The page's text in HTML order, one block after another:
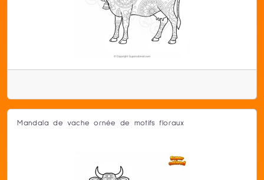
Mandala de vache ornée de motifs floraux